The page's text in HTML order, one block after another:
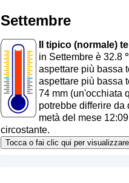
Settembre
Il tipico (normale)
in Settembre è 32.8
aspettare più bassa
aspettare più bassa
74 mm (un'occhiata
potrebbe differire
metà del mese
circostante.
Tocca o fai clic qui per